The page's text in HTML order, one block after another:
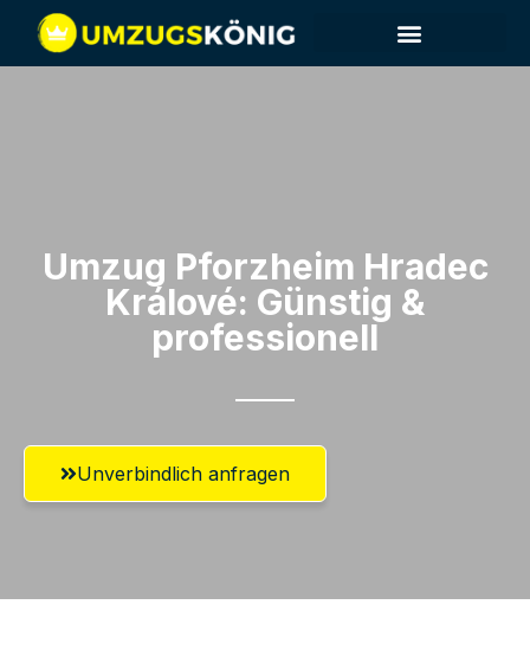
Umzug Pforzheim​ Hradec
Králové: Günstig &
professionell​
Unverbindlich anfragen